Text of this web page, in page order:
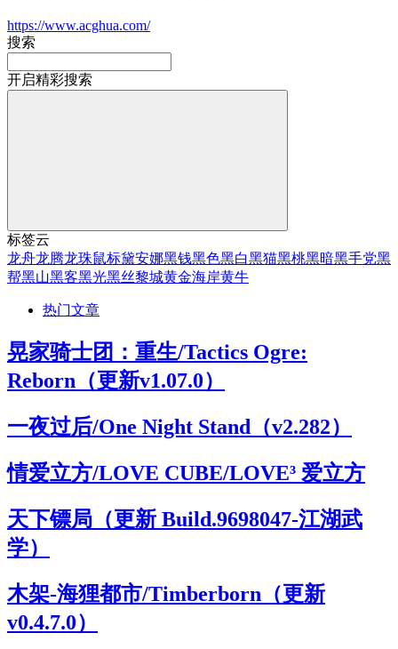
https://www.acghua.com/
搜索
开启精彩搜索
标签云
龙舟龙腾龙珠鼠标黛安娜黑钱黑色黑白黑猫黑桃黑暗黑手党黑
帮黑山黑客黑光黑丝黎城黄金海岸黄牛
热门文章
晃家骑士团：重生/Tactics Ogre:
Reborn（更新v1.07.0）
一夜过后/One Night Stand（v2.282）
情爱立方/LOVE CUBE/LOVE³ 爱立方
天下镖局（更新 Build.9698047-江湖武
学）
木架-海狸都市/Timberborn（更新
v0.4.7.0）